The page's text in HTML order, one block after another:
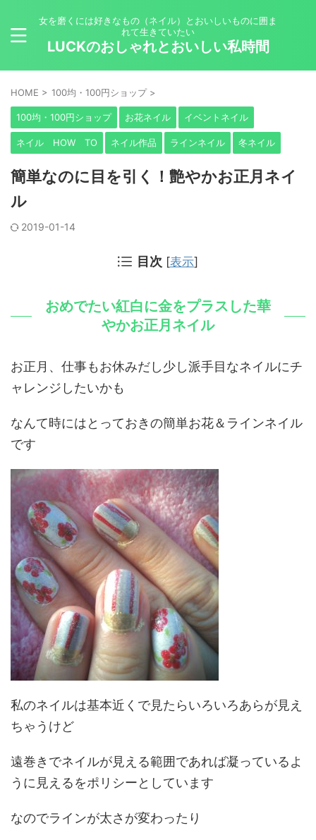
女を磨くには好きなもの（ネイル）とおいしいものに囲ま
れて生きていたい
LUCKのおしゃれとおいしい私時間
HOME > 100均・100円ショップ >
100均・100円ショップ お花ネイル イベントネイル
ネイル HOW TO ネイル作品 ラインネイル 冬ネイル
簡単なのに目を引く！艶やかお正月ネイ
ル
2019-01-14
目次 [表示]
おめでたい紅白に金をプラスした華
やかお正月ネイル
お正月、仕事もお休みだし少し派手目なネイルにチ
ャレンジしたいかも
なんて時にはとっておきの簡単お花＆ラインネイル
です
私のネイルは基本近くで見たらいろいろあらが見え
ちゃうけど
遠巻きでネイルが見える範囲であれば凝っているよ
うに見えるをポリシーとしています
なのでラインが太さが変わったり